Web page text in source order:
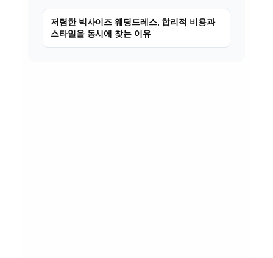
저렴한 빅사이즈 웨딩드레스, 합리적 비용과
스타일을 동시에 찾는 이유